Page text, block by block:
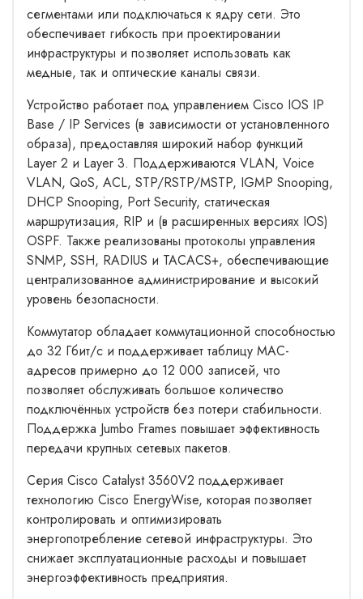
сегментами или подключаться к ядру сети. Это
обеспечивает гибкость при проектировании
инфраструктуры и позволяет использовать как
медные, так и оптические каналы связи.
Устройство работает под управлением Cisco IOS IP
Base / IP Services (в зависимости от установленного
образа), предоставляя широкий набор функций
Layer 2 и Layer 3. Поддерживаются VLAN, Voice
VLAN, QoS, ACL, STP/RSTP/MSTP, IGMP Snooping,
DHCP Snooping, Port Security, статическая
маршрутизация, RIP и (в расширенных версиях IOS)
OSPF. Также реализованы протоколы управления
SNMP, SSH, RADIUS и TACACS+, обеспечивающие
централизованное администрирование и высокий
уровень безопасности.
Коммутатор обладает коммутационной способностью
до 32 Гбит/с и поддерживает таблицу MAC-
адресов примерно до 12 000 записей, что
позволяет обслуживать большое количество
подключённых устройств без потери стабильности.
Поддержка Jumbo Frames повышает эффективность
передачи крупных сетевых пакетов.
Серия Cisco Catalyst 3560V2 поддерживает
технологию Cisco EnergyWise, которая позволяет
контролировать и оптимизировать
энергопотребление сетевой инфраструктуры. Это
снижает эксплуатационные расходы и повышает
энергоэффективность предприятия.